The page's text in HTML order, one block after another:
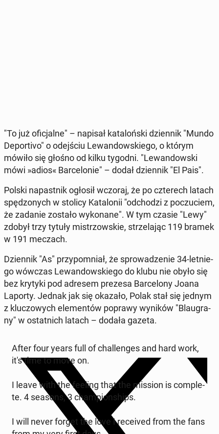
"To już ofi­cjal­ne" – napisał ka­ta­loń­ski dzien­nik "Mundo
De­por­ti­vo" o odej­ściu Le­wan­dow­skie­go, o którym
mówiło się głośno od kilku tygodni. "Le­wan­dow­ski
mówi »adios« Bar­ce­lo­nie" – dodał dzien­nik "El Pais".
Polski na­past­nik ogłosił wczoraj, że po czte­rech latach
spę­dzo­nych w stolicy Ka­ta­lo­nii "od­cho­dzi z po­czu­ciem,
że zadanie zostało wy­ko­na­ne". W tym czasie "Lewy"
zdobył trzy tytuły mi­strzow­skie, strze­la­jąc 119 bramek
w 191 meczach.
Dzien­nik "As" przy­po­mniał, że spro­wa­dze­nie 34-let­nie­
go wówczas Le­wan­dow­skie­go do klubu nie obyło się
bez krytyki pod adresem prezesa Bar­ce­lo­ny Joana
Laporty. Jednak jak się okazało, Polak stał się jednym
z klu­czo­wych ele­men­tów poprawy wyników "Blau­gra­
ny" w ostat­nich latach – dodała gazeta.
After four years full of chal­len­ges and hard work,
it's time to move on.
I leave with the feeling that the mission is com­ple­
te. 4 seasons, 3 cham­pion­ships.
I will never forget the love I re­ce­ived from the fans